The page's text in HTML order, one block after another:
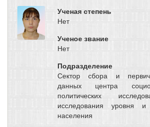
Ученая степень
Нет
Ученое звание
Нет
Подразделение
Сектор сбора и
данных центра
политических
исследования уровня
населения